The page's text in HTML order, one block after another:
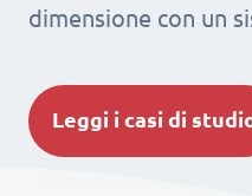
dimensione con un
Leggi i casi di